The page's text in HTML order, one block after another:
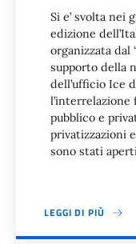
Si e’ svolta nei
edizione
organizzata dal
supporto della
dell’ufficio Ice
pubblico e
privatizzazioni
sono stati
LEGGI DI PIÙ